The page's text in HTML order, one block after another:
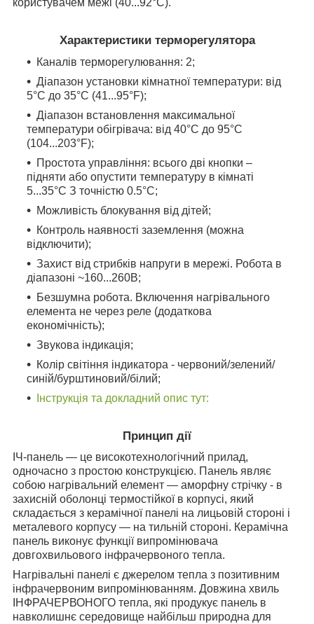
користувачем межі (40...92°С).
Характеристики терморегулятора
Каналів терморегулювання: 2;
Діапазон установки кімнатної температури: від
5°С до 35°С (41...95°F);
Діапазон встановлення максимальної
температури обігрівача: від 40°С до 95°С
(104...203°F);
Простота управління: всього дві кнопки –
підняти або опустити температуру в кімнаті
5...35°С З точністю 0.5°С;
Можливість блокування від дітей;
Контроль наявності заземлення (можна
відключити);
Захист від стрибків напруги в мережі. Робота в
діапазоні ~160...260В;
Безшумна робота. Включення нагрівального
елемента не через реле (додаткова
економічність);
Звукова індикація;
Колір світіння індикатора - червоний/зелений/
синій/бурштиновий/білий;
Інструкція та докладний опис тут:
Принцип дії
ІЧ-панель ― це високотехнологічний прилад,
одночасно з простою конструкцією. Панель являє
собою нагрівальний елемент ― аморфну стрічку - в
захисній оболонці термостійкої в корпусі, який
складається з керамічної панелі на лицьовій стороні і
металевого корпусу ― на тильній стороні. Керамічна
панель виконує функції випромінювача
довгохвильового інфрачервоного тепла.
Нагрівальні панелі є джерелом тепла з позитивним
інфрачервоним випромінюванням. Довжина хвиль
ІНФРАЧЕРВОНОГО тепла, які продукує панель в
навколишнє середовище найбільш природна для